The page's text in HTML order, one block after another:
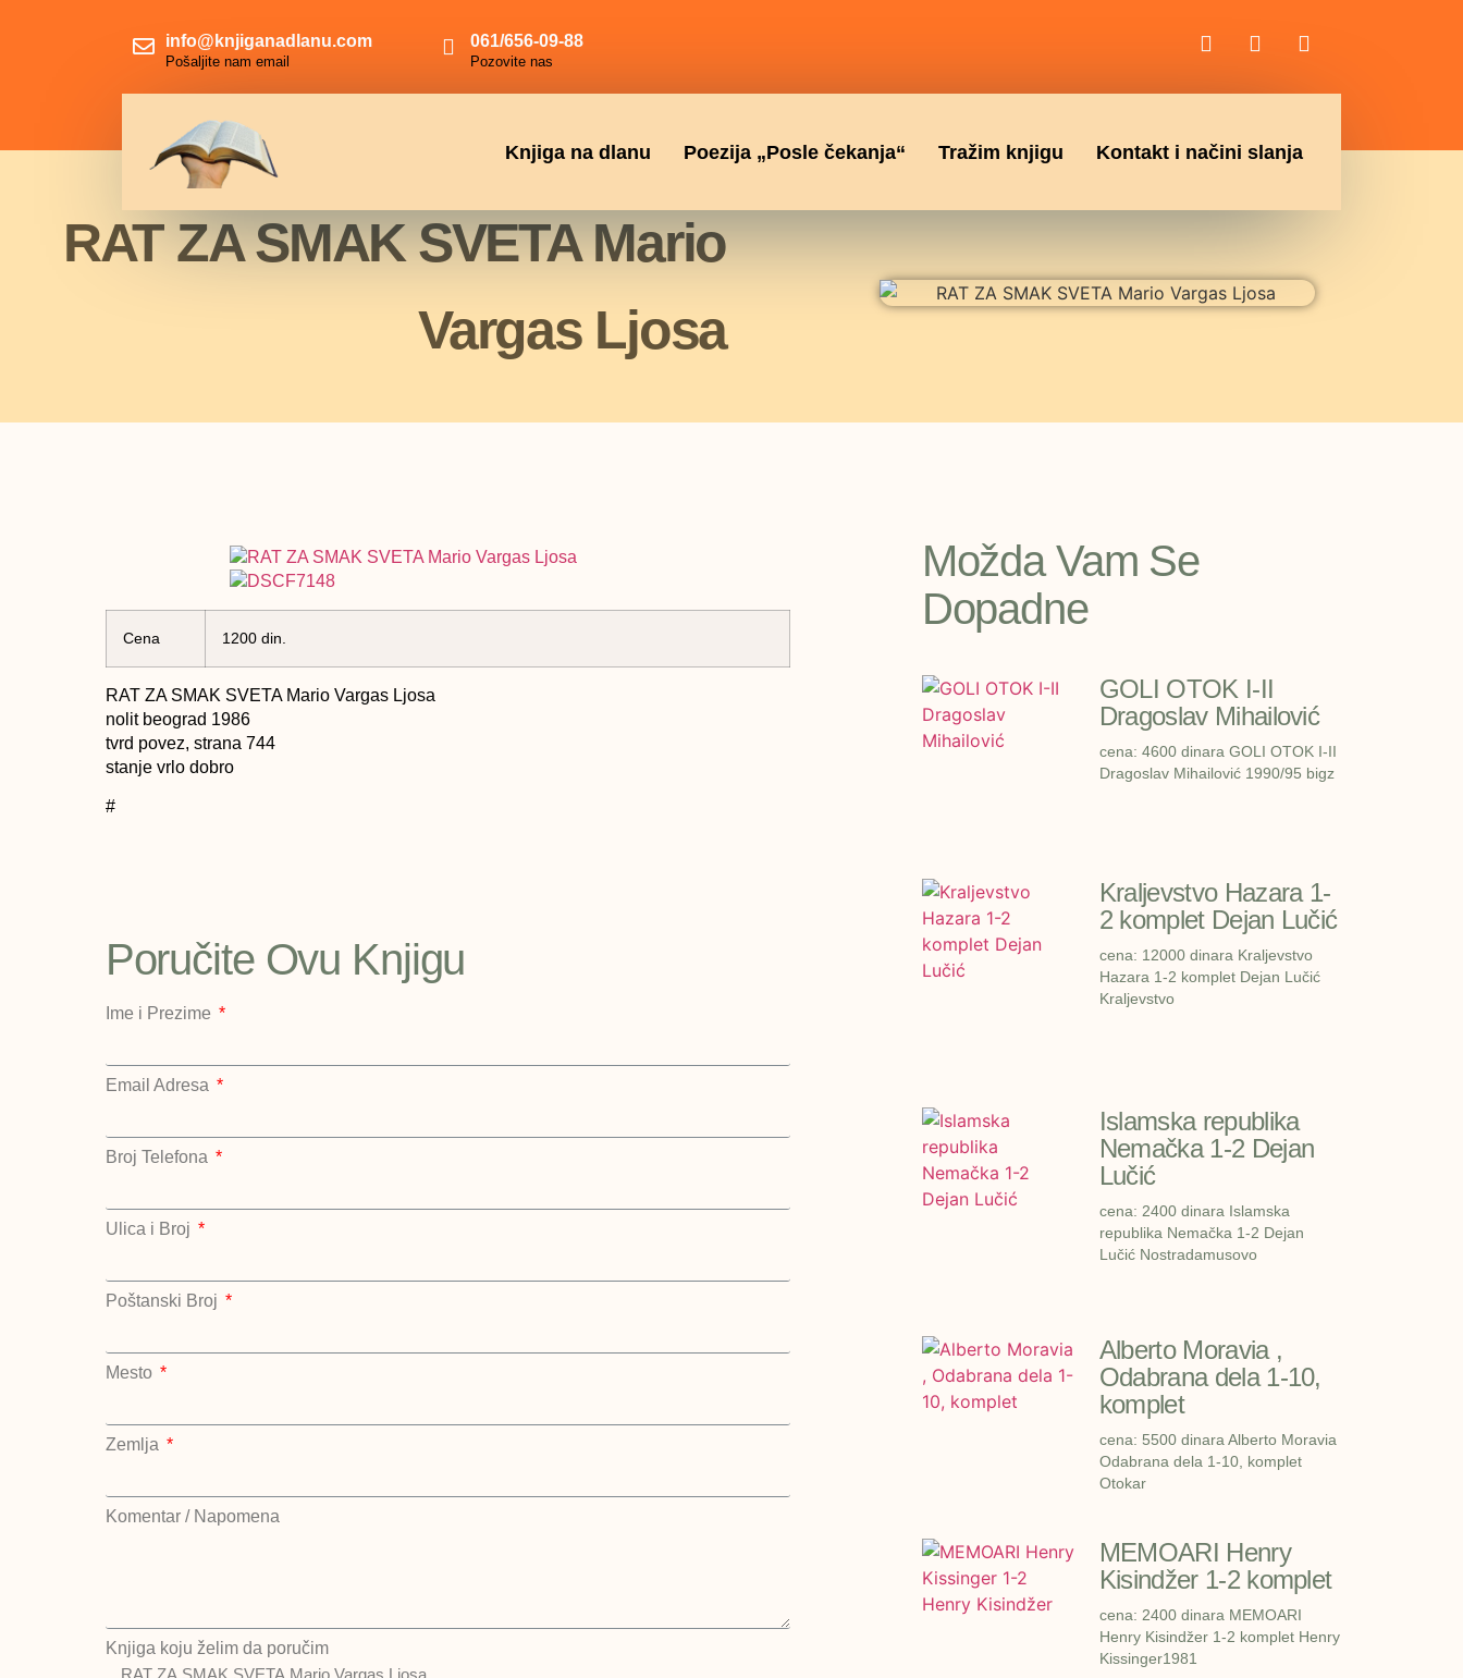
info@knjiganadlanu.com
Pošaljite nam email
061/656-09-88
Pozovite nas
Knjiga na dlanu Poezija „Posle čekanja“ Tražim knjigu Kontakt i načini slanja
RAT ZA SMAK SVETA Mario
Vargas Ljosa
Cena 1200 din.
RAT ZA SMAK SVETA Mario Vargas Ljosa
nolit beograd 1986
tvrd povez, strana 744
stanje vrlo dobro
#
Poručite Ovu Knjigu
Ime i Prezime
Email Adresa
Broj Telefona
Ulica i Broj
Poštanski Broj
Mesto
Zemlja
Komentar / Napomena
Knjiga koju želim da poručim
Možda Vam Se
Dopadne
GOLI OTOK I-II
Dragoslav Mihailović
cena: 4600 dinara GOLI OTOK I-II
Dragoslav Mihailović 1990/95 bigz
Kraljevstvo Hazara 1-
2 komplet Dejan Lučić
cena: 12000 dinara Kraljevstvo
Hazara 1-2 komplet Dejan Lučić
Kraljevstvo
Islamska republika
Nemačka 1-2 Dejan
Lučić
cena: 2400 dinara Islamska
republika Nemačka 1-2 Dejan
Lučić Nostradamusovo
Alberto Moravia ,
Odabrana dela 1-10,
komplet
cena: 5500 dinara Alberto Moravia
Odabrana dela 1-10, komplet
Otokar
MEMOARI Henry
Kisindžer 1-2 komplet
cena: 2400 dinara MEMOARI
Henry Kisindžer 1-2 komplet Henry
Kissinger1981